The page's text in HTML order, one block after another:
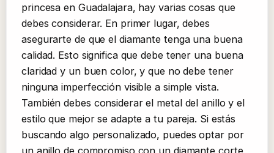
princesa en Guadalajara, hay varias cosas que
debes considerar. En primer lugar, debes
asegurarte de que el diamante tenga una buena
calidad. Esto significa que debe tener una buena
claridad y un buen color, y que no debe tener
ninguna imperfección visible a simple vista.
También debes considerar el metal del anillo y el
estilo que mejor se adapte a tu pareja. Si estás
buscando algo personalizado, puedes optar por
un anillo de compromiso con un diamante corte